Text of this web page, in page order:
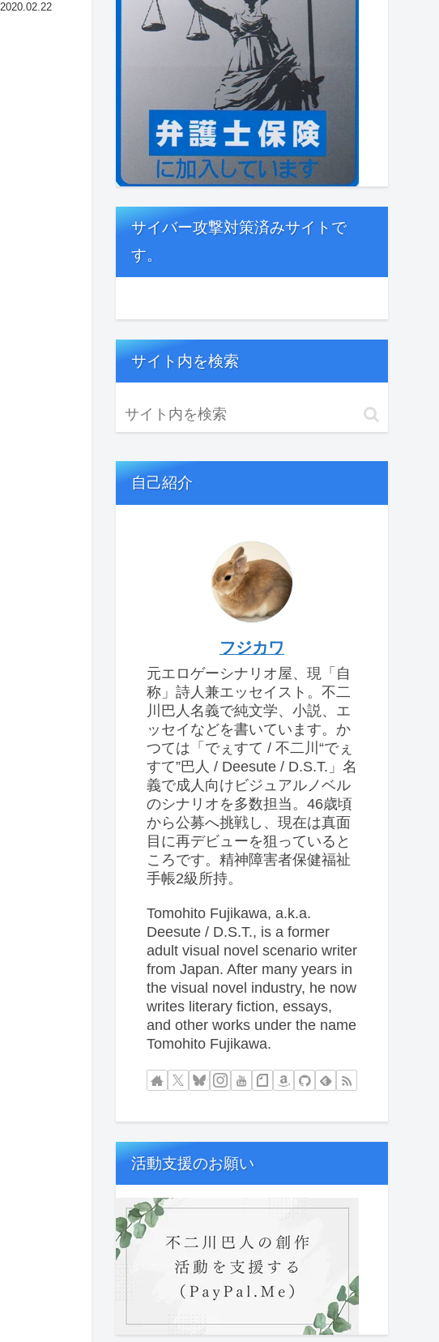
2020.02.22
サイバー攻撃対策済みサイトで
す。
サイト内を検索
自己紹介
フジカワ
元エロゲーシナリオ屋、現「自
称」詩人兼エッセイスト。不二
川巴人名義で純文学、小説、エ
ッセイなどを書いています。か
つては「でぇすて / 不二川“でぇ
すて”巴人 / Deesute / D.S.T.」名
義で成人向けビジュアルノベル
のシナリオを多数担当。46歳頃
から公募へ挑戦し、現在は真面
目に再デビューを狙っていると
ころです。精神障害者保健福祉
手帳2級所持。
Tomohito Fujikawa, a.k.a.
Deesute / D.S.T., is a former
adult visual novel scenario writer
from Japan. After many years in
the visual novel industry, he now
writes literary fiction, essays,
and other works under the name
Tomohito Fujikawa.
活動支援のお願い